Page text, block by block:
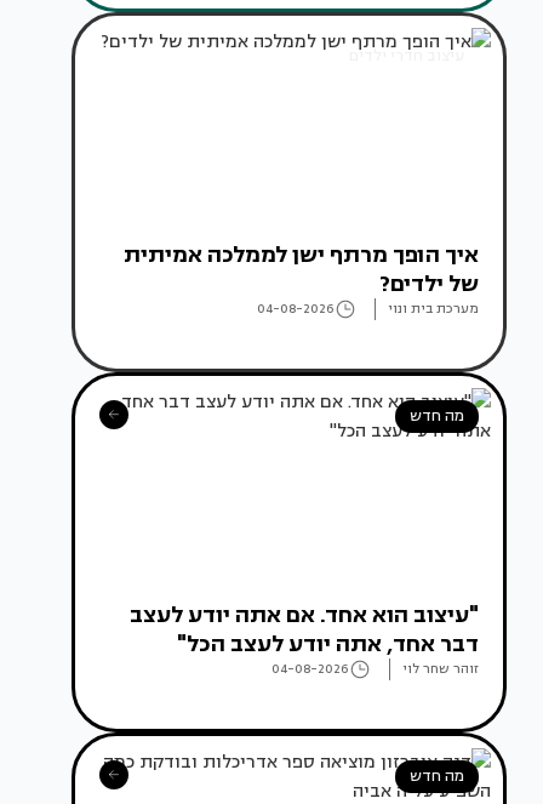
עיצוב חדרי ילדים
איך הופך מרתף ישן לממלכה אמיתית
של ילדים?
מערכת בית ונוי 04-08-2026
מה חדש
"עיצוב הוא אחד. אם אתה יודע לעצב
דבר אחד, אתה יודע לעצב הכל"
זוהר שחר לוי 04-08-2026
מה חדש